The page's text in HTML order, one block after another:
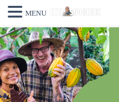
MENU